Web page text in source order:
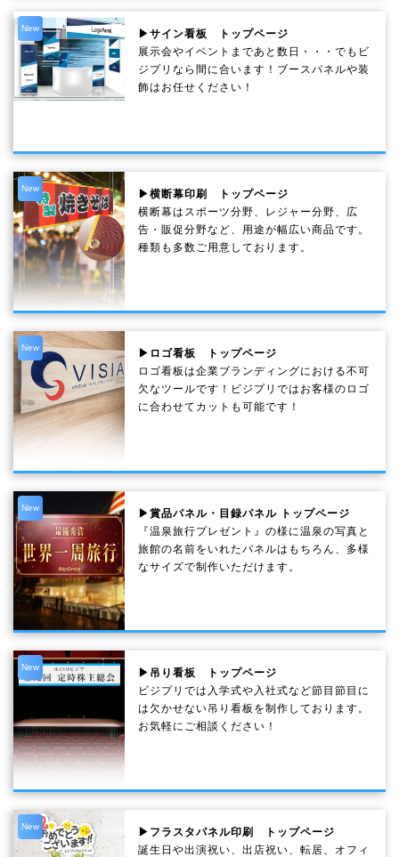
New
▶サイン看板 トップページ
展示会やイベントまであと数日・・・でもビ
ジプリなら間に合います！ブースパネルや装
飾はお任せください！
New
▶横断幕印刷 トップページ
横断幕はスポーツ分野、レジャー分野、広
告・販促分野など、用途が幅広い商品です。
種類も多数ご用意しております。
New
▶ロゴ看板 トップページ
ロゴ看板は企業ブランディングにおける不可
欠なツールです！ビジプリではお客様のロゴ
に合わせてカットも可能です！
New
▶賞品パネル・目録パネル トップページ
『温泉旅行プレゼント』の様に温泉の写真と
旅館の名前をいれたパネルはもちろん、多様
なサイズで制作いただけます。
New
▶吊り看板 トップページ
ビジプリでは入学式や入社式など節目節目に
は欠かせない吊り看板を制作しております。
お気軽にご相談ください！
New
▶フラスタパネル印刷 トップページ
誕生日や出演祝い、出店祝い、転居、オフィ